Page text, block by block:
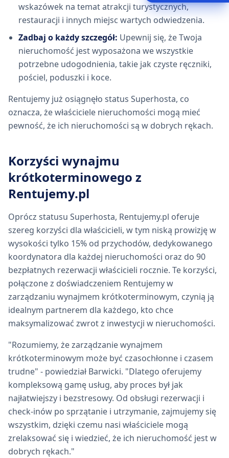
wskazówek na temat atrakcji turystycznych,
restauracji i innych miejsc wartych odwiedzenia.
Zadbaj o każdy szczegół: Upewnij się, że Twoja
nieruchomość jest wyposażona we wszystkie
potrzebne udogodnienia, takie jak czyste ręczniki,
pościel, poduszki i koce.
Rentujemy już osiągnęło status Superhosta, co
oznacza, że właściciele nieruchomości mogą mieć
pewność, że ich nieruchomości są w dobrych rękach.
Korzyści wynajmu
krótkoterminowego z
Rentujemy.pl
Oprócz statusu Superhosta, Rentujemy.pl oferuje
szereg korzyści dla właścicieli, w tym niską prowizję w
wysokości tylko 15% od przychodów, dedykowanego
koordynatora dla każdej nieruchomości oraz do 90
bezpłatnych rezerwacji właścicieli rocznie. Te korzyści,
połączone z doświadczeniem Rentujemy w
zarządzaniu wynajmem krótkoterminowym, czynią ją
idealnym partnerem dla każdego, kto chce
maksymalizować zwrot z inwestycji w nieruchomości.
"Rozumiemy, że zarządzanie wynajmem
krótkoterminowym może być czasochłonne i czasem
trudne" - powiedział Barwicki. "Dlatego oferujemy
kompleksową gamę usług, aby proces był jak
najłatwiejszy i bezstresowy. Od obsługi rezerwacji i
check-inów po sprzątanie i utrzymanie, zajmujemy się
wszystkim, dzięki czemu nasi właściciele mogą
zrelaksować się i wiedzieć, że ich nieruchomość jest w
dobrych rękach."